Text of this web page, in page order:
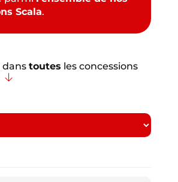
Scala.
dans toutes les concessions